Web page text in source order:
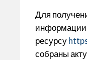
Для
информации
ресурсу
собраны